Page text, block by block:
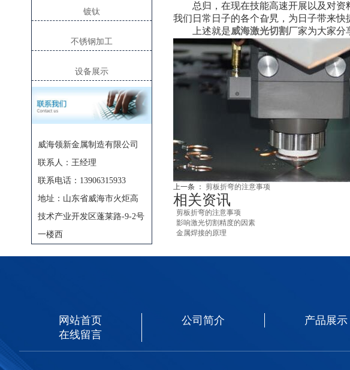
镀钛
不锈钢加工
设备展示
威海领新金属制造有限公司
联系人：王经理
联系电话：13906315933
地址：山东省威海市火炬高
技术产业开发区蓬莱路-9-2号
一楼西
总归，在现在技能高速开展以及对资
我们日常日子的各个旮旯，为日子带来快
上述就是威海激光切割厂家为大家分
上一条 ： 剪板折弯的注意事项
相关资讯
剪板折弯的注意事项
影响激光切割精度的因素
金属焊接的原理
网站首页 公司简介 产品展示
在线留言